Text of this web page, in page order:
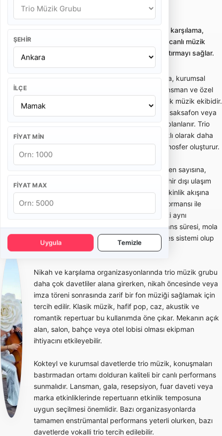
ŞEHIR
İLÇE
FIYAT MIN
FIYAT MAX
Uygula Temizle
Ankara Mamak Trio Müzik Grubu
Trio müzik grubu kiralama; nikah, kokteyl, karşılama,
kurumsal davet ve özel etkinliklerde zarif canlı müzik
sunan profesyonel küçük ekipleri karşılaştırmayı sağlar.
Trio müzik grubu; nikah, kokteyl, karşılama, kurumsal
davet, otel etkinliği, restoran programı, lansman ve özel
kutlamalarda zarif canlı müzik sunan küçük müzik ekibidir.
Genellikle keman, çello, piyano, gitar, flüt, saksafon veya
vokal gibi enstrüman kombinasyonlarıyla planlanır. Trio
ekipleri büyük sahne orkestralarından farklı olarak daha
sade, şık ve ortam müziğine uygun bir atmosfer oluşturur.
Trio müzik grubu fiyatları; ekipteki müzisyen sayısına,
performans süresine, repertuar türüne, şehir dışı ulaşım
ihtiyacına, ses sistemi gereksinimine ve etkinlik akışına
göre değişir. Kısa bir nikah karşılama performansı ile
kokteyl boyunca süren canlı müzik hizmeti aynı
kapsamda değildir. Teklif alırken performans süresi, mola
düzeni, istenen müzik türü ve mekanda ses sistemi olup
olmadığı netleştirilmelidir.
Nikah ve karşılama organizasyonlarında trio müzik grubu
daha çok davetliler alana girerken, nikah öncesinde veya
imza töreni sonrasında zarif bir fon müziği sağlamak için
tercih edilir. Klasik müzik, hafif pop, caz, akustik ve
romantik repertuar bu kullanımda öne çıkar. Mekanın açık
alan, salon, bahçe veya otel lobisi olması ekipman
ihtiyacını etkileyebilir.
Kokteyl ve kurumsal davetlerde trio müzik, konuşmaları
bastırmadan ortamı dolduran kaliteli bir canlı performans
sunmalıdır. Lansman, gala, resepsiyon, fuar daveti veya
marka etkinliklerinde repertuarın etkinlik temposuna
uygun seçilmesi önemlidir. Bazı organizasyonlarda
tamamen enstrümantal performans yeterli olurken, bazı
davetlerde vokalli trio tercih edilebilir.